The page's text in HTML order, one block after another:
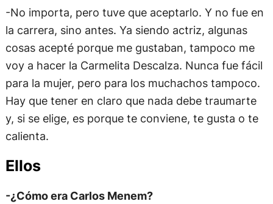
-No importa, pero tuve que aceptarlo. Y no fue en
la carrera, sino antes. Ya siendo actriz, algunas
cosas acepté porque me gustaban, tampoco me
voy a hacer la Carmelita Descalza. Nunca fue fácil
para la mujer, pero para los muchachos tampoco.
Hay que tener en claro que nada debe traumarte
y, si se elige, es porque te conviene, te gusta o te
calienta.
Ellos
-¿Cómo era Carlos Menem?